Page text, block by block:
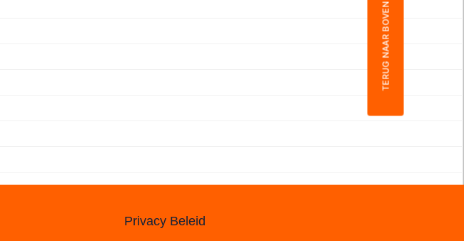
TERUG NAAR BOVEN
Privacy Beleid